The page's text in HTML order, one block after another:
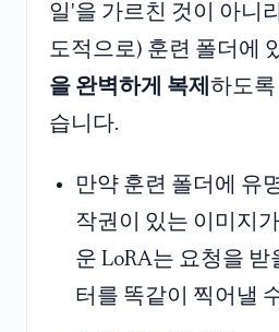
일'을 가르친 것이 아니
도적으로) 훈련 폴더에
을 완벽하게 복제 하도록
습니다.
만약 훈련 폴더에 유
작권이 있는 이미지
운 LoRA는 요청을 받
터를 똑같이 찍어낼